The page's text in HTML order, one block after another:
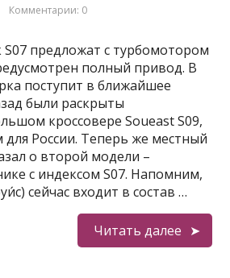
Комментарии: 0
предложат с турбомотором
полный привод. В
поступит в ближайшее
были раскрыты
кроссовере Soueast S09,
России. Теперь же местный
о второй модели –
с индексом S07. Напомним,
сейчас входит в состав …
Читать далее